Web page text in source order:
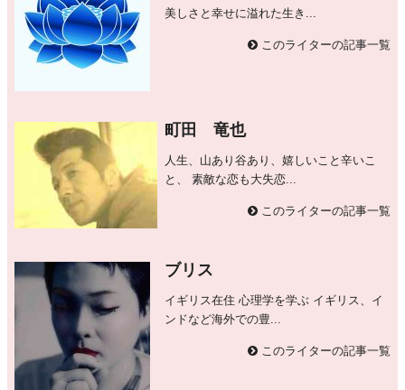
美しさと幸せに溢れた生き...
このライターの記事一覧
町田 竜也
人生、山あり谷あり、嬉しいこと辛いこ
と、 素敵な恋も大失恋...
このライターの記事一覧
ブリス
イギリス在住 心理学を学ぶ イギリス、イ
ンドなど海外での豊...
このライターの記事一覧